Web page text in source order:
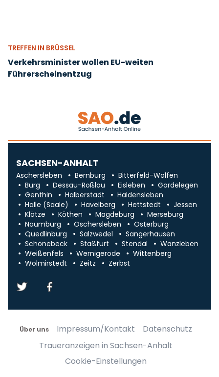
TREFFEN IN BRÜSSEL
Verkehrsminister wollen EU-weiten
Führerscheinentzug
SACHSEN-ANHALT
Aschersleben Bernburg
Bitterfeld-Wolfen
Burg
Dessau-Roßlau Eisleben
Gardelegen
Genthin
Halberstadt
Haldensleben
Halle (Saale)
Havelberg Hettstedt
Jessen
Klötze
Köthen Magdeburg
Merseburg
Naumburg
Oschersleben
Osterburg
Quedlinburg
Salzwedel
Sangerhausen
Schönebeck
Staßfurt Stendal
Wanzleben
Weißenfels
Wernigerode
Wittenberg
Wolmirstedt
Zeitz Zerbst
Über uns Impressum/Kontakt
Datenschutz
Traueranzeigen in Sachsen-Anhalt
Cookie-Einstellungen